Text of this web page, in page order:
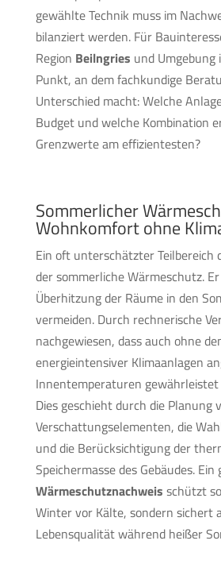
gewählte Technik muss im
bilanziert werden. Für
Region Beilngries und
Punkt, an dem fachkundige
Unterschied macht: Welche
Budget und welche Kombination
Grenzwerte am effizientesten?
Sommerlicher
Wohnkomfort ohne
Ein oft unterschätzter Teilbereich
der sommerliche Wärmeschutz.
Überhitzung der Räume in den
vermeiden. Durch rechnerische
nachgewiesen, dass auch ohne
energieintensiver Klimaanlagen
Innentemperaturen
Dies geschieht durch die Planung
Verschattungselementen, die
und die Berücksichtigung der
Speichermasse des Gebäudes.
Wärmeschutznachweisschützt
Winter vor Kälte, sondern sichert
Lebensqualität während heißer